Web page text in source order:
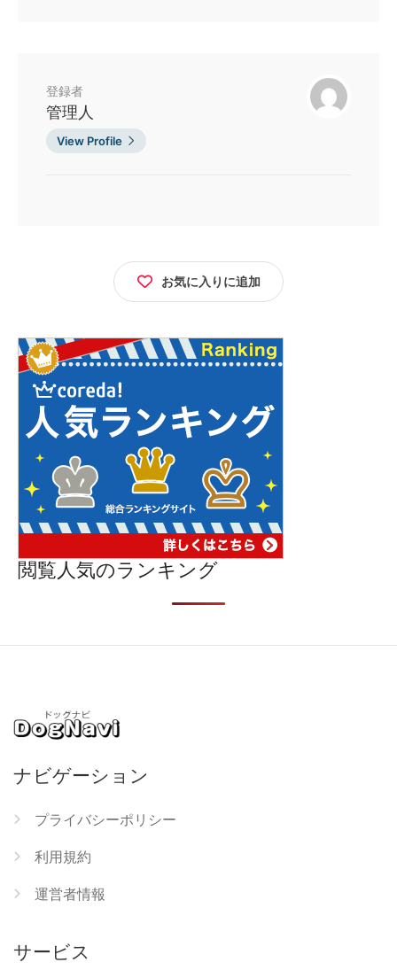
登録者
管理人
View Profile
お気に入りに追加
閲覧人気のランキング
ナビゲーション
プライバシーポリシー
利用規約
運営者情報
サービス